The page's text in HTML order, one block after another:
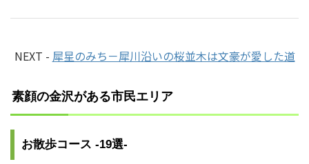
NEXT - 犀星のみち－犀川沿いの桜並木は文豪が愛した道
素顔の金沢がある市民エリア
お散歩コース -19選-